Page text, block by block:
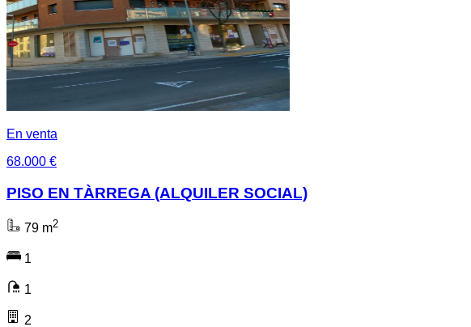
En venta
68.000 €
PISO EN TÀRREGA (ALQUILER SOCIAL)
79 m2
1
1
2